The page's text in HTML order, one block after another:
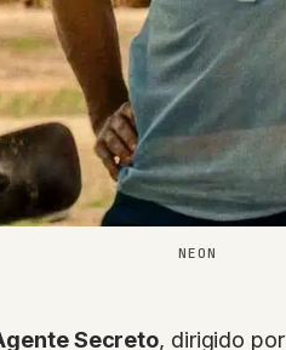
NEON
Secreto, dirigido por